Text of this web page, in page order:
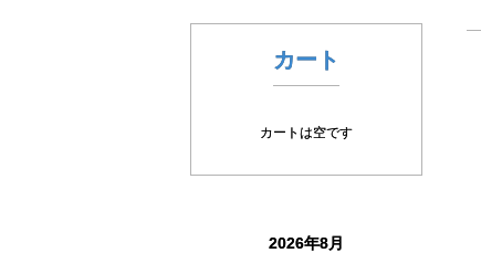
カート
カートは空です
2026年8月